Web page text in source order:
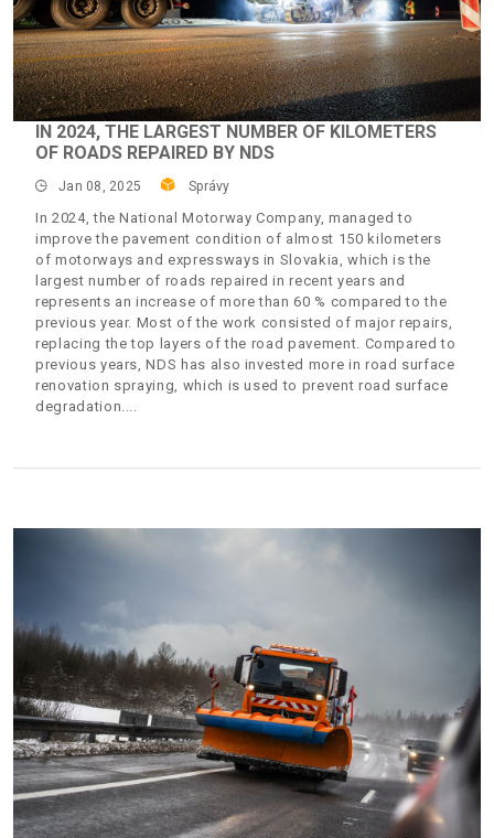
IN 2024, THE LARGEST NUMBER OF KILOMETERS
OF ROADS REPAIRED BY NDS
Jan 08, 2025 Správy
In 2024, the National Motorway Company, managed to
improve the pavement condition of almost 150 kilometers
of motorways and expressways in Slovakia, which is the
largest number of roads repaired in recent years and
represents an increase of more than 60 % compared to the
previous year. Most of the work consisted of major repairs,
replacing the top layers of the road pavement. Compared to
previous years, NDS has also invested more in road surface
renovation spraying, which is used to prevent road surface
degradation.